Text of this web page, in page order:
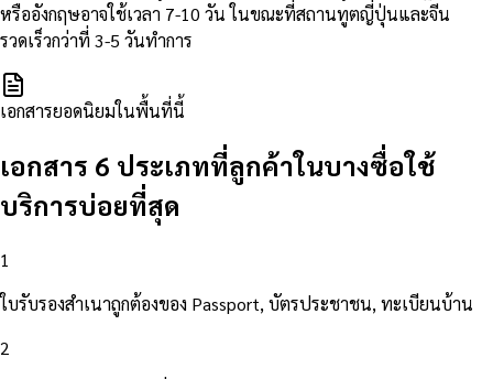
หรืออังกฤษอาจใช้เวลา 7-10 วัน ในขณะที่สถานทูตญี่ปุ่นและจีน
รวดเร็วกว่าที่ 3-5 วันทำการ
เอกสารยอดนิยมในพื้นที่นี้
เอกสาร 6 ประเภทที่ลูกค้าในบางซื่อใช้
บริการบ่อยที่สุด
1
ใบรับรองสำเนาถูกต้องของ Passport, บัตรประชาชน, ทะเบียนบ้าน
2